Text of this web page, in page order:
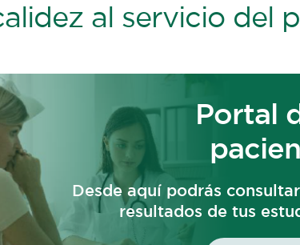
al servicio del
Portal
Desde aquí podrás
resultados de tus